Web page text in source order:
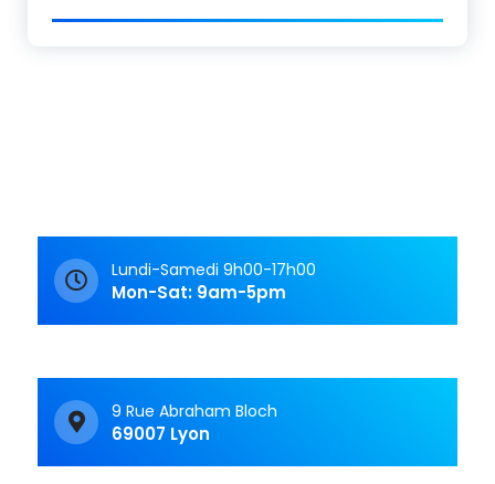
Lundi-Samedi 9h00-17h00
Mon-Sat: 9am-5pm
9 Rue Abraham Bloch
69007 Lyon